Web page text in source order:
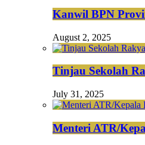
Kanwil BPN
August 2, 2025
Tinjau Sekolah
July 31, 2025
Menteri ATR/